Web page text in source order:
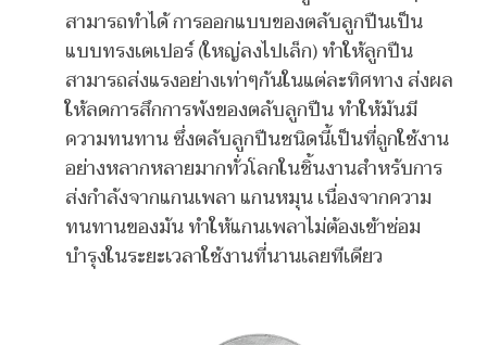
สามารถทำได้ การออกแบบของตลับลูกปืนเป็น
แบบทรงเตเปอร์ (ใหญ่ลงไปเล็ก) ทำให้ลูกปืน
สามารถส่งแรงอย่างเท่าๆกันในแต่ละทิศทาง ส่งผล
ให้ลดการสึกการพังของตลับลูกปืน ทำให้มันมี
ความทนทาน ซึ่งตลับลูกปืนชนิดนี้เป็นที่ถูกใช้งาน
อย่างหลากหลายมากทั่วโลกในชิ้นงานสำหรับการ
ส่งกำลังจากแกนเพลา แกนหมุน เนื่องจากความ
ทนทานของมัน ทำให้แกนเพลาไม่ต้องเข้าซ่อม
บำรุงในระยะเวลาใช้งานที่นานเลยทีเดียว